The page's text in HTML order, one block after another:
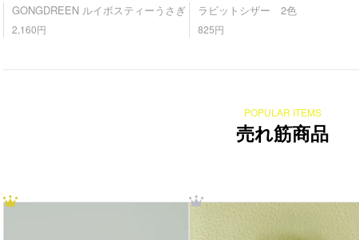
GONGDREEN ルイボスティーうさぎ
2,160円
ラビットシザー 2色
825円
POPULAR ITEMS
売れ筋商品